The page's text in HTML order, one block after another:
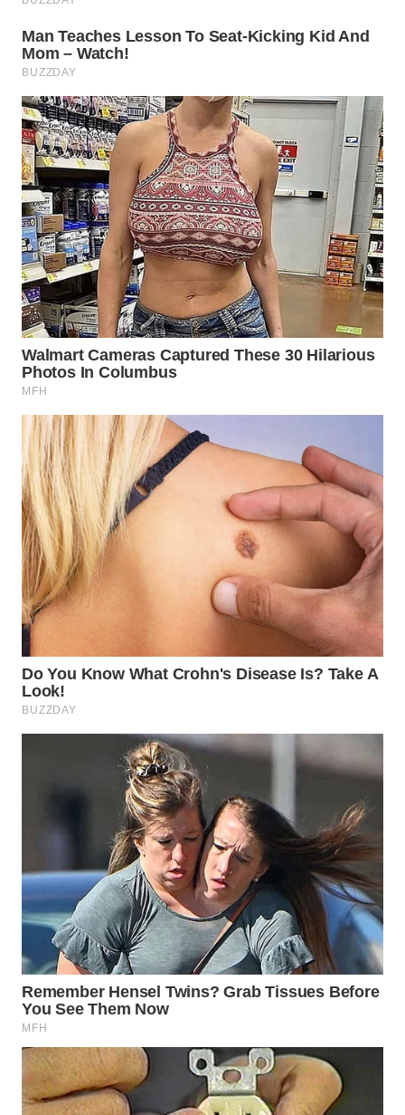
WN
MALUKU
WN
MALUT
WN
DAIRI
WN
DANAU
TOBA
WN
NIAS
WN
WN
TAPANULI
SELATAN
WN
TANJUNG
LESUNG
WN
WN
SIMALUNGUN
WN
WN DELI
SERDANG
WN
TEBING
TINGGI
WN
PAKPAK